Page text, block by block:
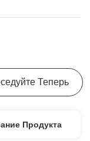
Теперь
Продукта